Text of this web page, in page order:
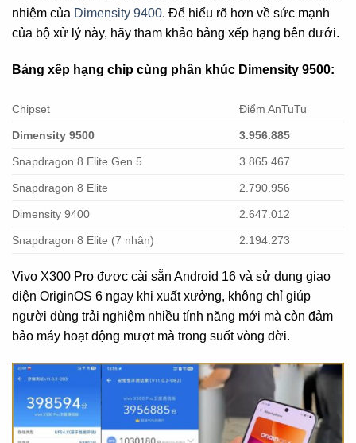
nhiệm của Dimensity 9400. Để hiểu rõ hơn về sức mạnh
của bộ xử lý này, hãy tham khảo bảng xếp hạng bên dưới.
Bảng xếp hạng chip cùng phân khúc Dimensity 9500:
Chipset Điểm AnTuTu
Dimensity 9500 3.956.885
Snapdragon 8 Elite Gen 5 3.865.467
Snapdragon 8 Elite 2.790.956
Dimensity 9400 2.647.012
Snapdragon 8 Elite (7 nhân) 2.194.273
Vivo X300 Pro được cài sẵn Android 16 và sử dụng giao
diện OriginOS 6 ngay khi xuất xưởng, không chỉ giúp
người dùng trải nghiệm nhiều tính năng mới mà còn đảm
bảo máy hoạt động mượt mà trong suốt vòng đời.